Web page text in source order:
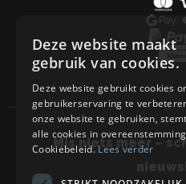
Mis niets meer –
Deze website maakt
gebruik van cookies.
Deze website gebruikt cookies
gebruikerservaring te
onze website te gebruiken,
alle cookies in
Cookiebeleid.Lees verder